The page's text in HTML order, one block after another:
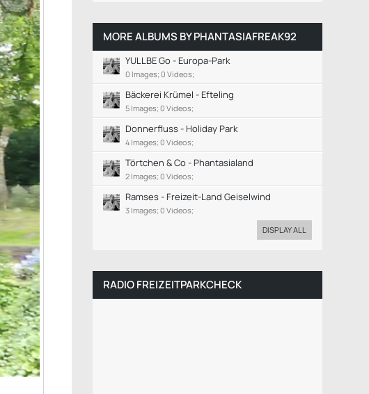
MORE ALBUMS BY PHANTASIAFREAK92
YULLBE Go - Europa-Park
0 Images; 0 Videos;
Bäckerei Krümel - Efteling
5 Images; 0 Videos;
Donnerfluss - Holiday Park
4 Images; 0 Videos;
Törtchen & Co - Phantasialand
2 Images; 0 Videos;
Ramses - Freizeit-Land Geiselwind
3 Images; 0 Videos;
DISPLAY ALL
RADIO FREIZEITPARKCHECK